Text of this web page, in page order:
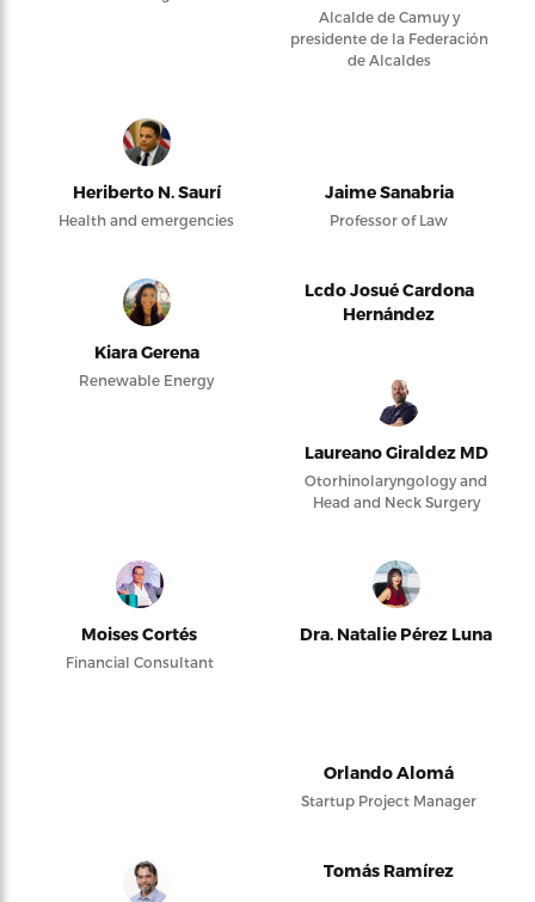
Alcalde de Camuy y
presidente de la Federación
de Alcaldes
Heriberto N. Saurí
Health and emergencies
Jaime Sanabria
Professor of Law
Kiara Gerena
Renewable Energy
Lcdo Josué Cardona
Hernández
Laureano Giraldez MD
Otorhinolaryngology and
Head and Neck Surgery
Moises Cortés
Financial Consultant
Dra. Natalie Pérez Luna
Orlando Alomá
Startup Project Manager
Tomás Ramírez